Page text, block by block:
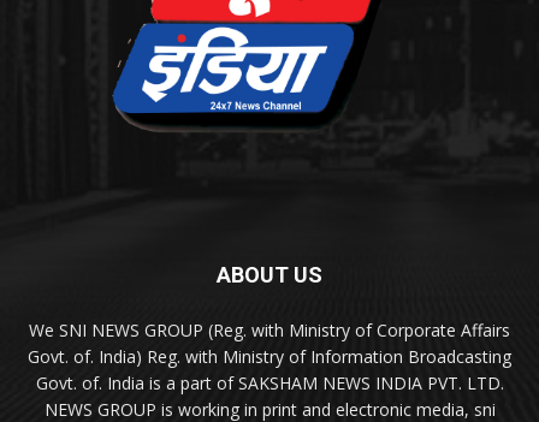
ABOUT US
We SNI NEWS GROUP (Reg. with Ministry of Corporate Affairs
Govt. of. India) Reg. with Ministry of Information Broadcasting
Govt. of. India is a part of SAKSHAM NEWS INDIA PVT. LTD.
NEWS GROUP is working in print and electronic media, sni